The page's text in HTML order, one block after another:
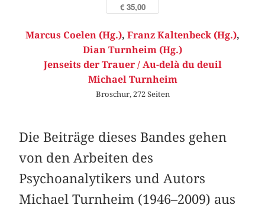
€ 35,00
Marcus Coelen (Hg.), Franz Kaltenbeck (Hg.),
Dian Turnheim (Hg.)
Jenseits der Trauer / Au-delà du deuil
Michael Turnheim
Broschur, 272 Seiten
Die Beiträge dieses Bandes gehen
von den Arbeiten des
Psychoanalytikers und Autors
Michael Turnheim (1946–2009) aus